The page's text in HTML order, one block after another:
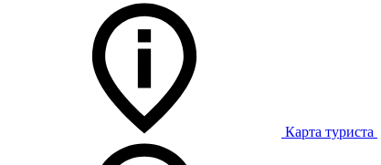
Карта туриста